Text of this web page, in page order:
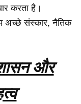
करता है।
अच्छे संस्कार, नैतिक
और